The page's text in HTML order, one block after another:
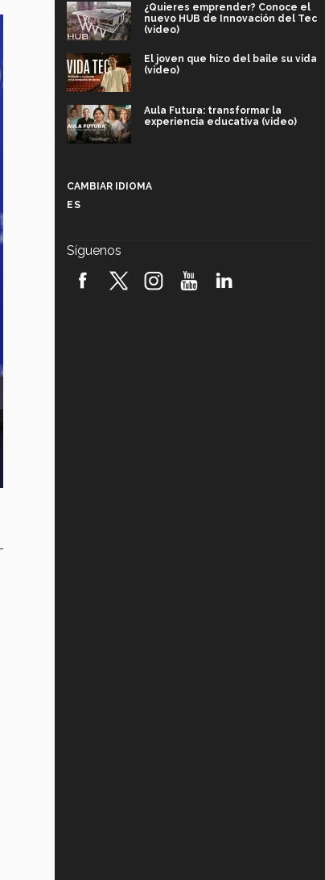
¿Quieres emprender? Conoce el
nuevo HUB de Innovación del Tec
(video)
El joven que hizo del baile su vida
(video)
Aula Futura: transformar la
experiencia educativa (video)
robótica FIRST 2026! (video)
CAMBIAR IDIOMA
ES
Síguenos